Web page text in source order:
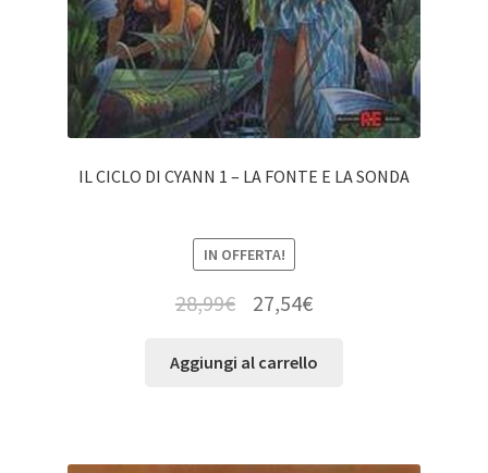
IL CICLO DI CYANN 1 – LA FONTE E LA SONDA
IN OFFERTA!
28,99€ 27,54€
Aggiungi al carrello